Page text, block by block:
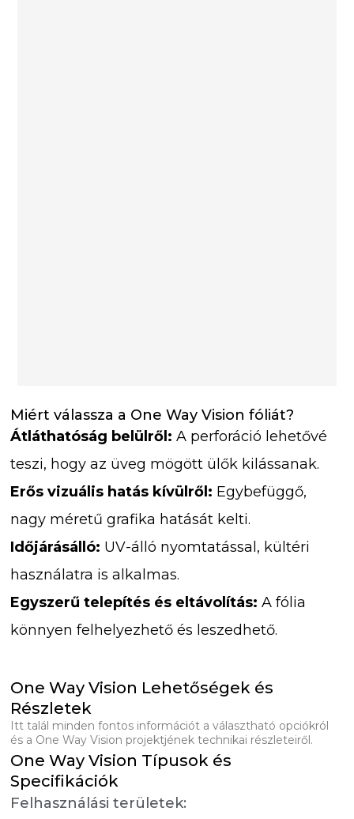
Miért válassza a One Way Vision fóliát?
Átláthatóság belülről: A perforáció lehetővé
teszi, hogy az üveg mögött ülők kilássanak.
Erős vizuális hatás kívülről: Egybefüggő,
nagy méretű grafika hatását kelti.
Időjárásálló: UV-álló nyomtatással, kültéri
használatra is alkalmas.
Egyszerű telepítés és eltávolítás: A fólia
könnyen felhelyezhető és leszedhető.
One Way Vision Lehetőségek és
Részletek
Itt talál minden fontos információt a választható opciókról
és a One Way Vision projektjének technikai részleteiről.
One Way Vision Típusok és
Specifikációk
Felhasználási területek: